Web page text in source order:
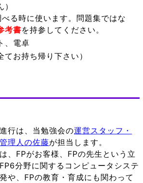
る時に使います。問題集ではな
考書を持参してください。
、電卓
お持ち帰り下さい）
行は、当勉強会の運営スタッフ・
理人の佐藤が担当します。
、FPがお客様、FPの先生という立
分野に関するコンピュータシステ
や、FPの教育・育成にも関わって